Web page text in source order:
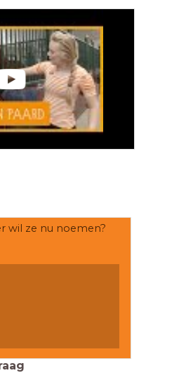
wil ze nu noemen?